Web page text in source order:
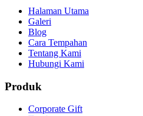
Halaman Utama
Galeri
Blog
Cara Tempahan
Tentang Kami
Hubungi Kami
Produk
Corporate Gift